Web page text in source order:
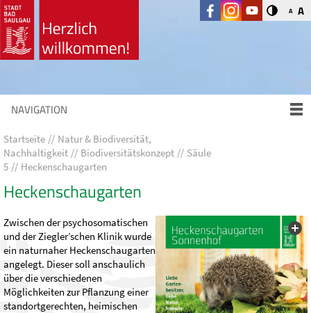
A A
NAVIGATION
Startseite
Natur & Biodiversität,
Nachhaltigkeit
Biodiversitätskonzept
Säule
5
Heckenschaugarten
Heckenschaugarten
Zwischen der psychosomatischen
und der Ziegler’schen Klinik wurde
ein naturnaher Heckenschaugarten
angelegt. Dieser soll anschaulich
über die verschiedenen
Möglichkeiten zur Pflanzung einer
standortgerechten, heimischen